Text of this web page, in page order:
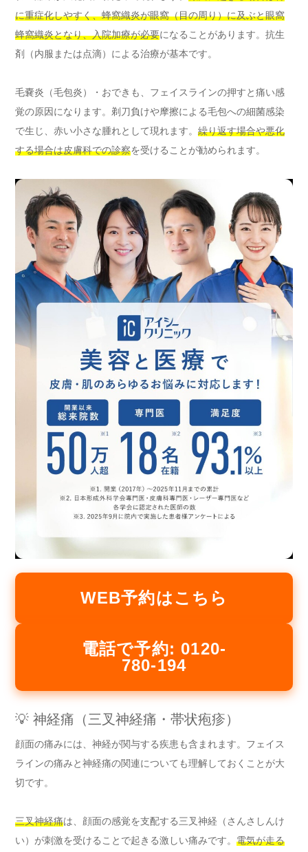
に重症化しやすく、蜂窩織炎が眼窩（目の周り）に及ぶと眼窩
蜂窩織炎となり、入院加療が必要になることがあります。抗生
剤（内服または点滴）による治療が基本です。
毛嚢炎（毛包炎）・おできも、フェイスラインの押すと痛い感
覚の原因になります。剃刀負けや摩擦による毛包への細菌感染
で生じ、赤い小さな腫れとして現れます。 繰り返す場合や悪化
する場合は皮膚科での診察を受けることが勧められます。
WEB予約はこちら
電話で予約: 0120-
780-194
💡 神経痛（三叉神経痛・帯状疱疹）
顔面の痛みには、神経が関与する疾患も含まれます。フェイス
ラインの痛みと神経痛の関連についても理解しておくことが大
切です。
三叉神経痛は、顔面の感覚を支配する三叉神経（さんさしんけ
い）が刺激を受けることで起きる激しい痛みです。 電気が走る